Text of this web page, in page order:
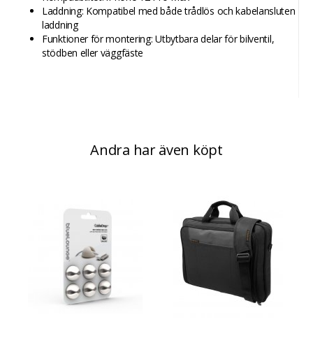
Laddning: Kompatibel med både trådlös och kabelansluten
laddning
Funktioner för montering: Utbytbara delar för bilventil,
stödben eller väggfäste
Andra har även köpt